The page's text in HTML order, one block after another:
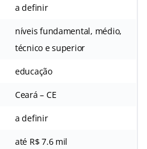
a definir
níveis fundamental, médio,
técnico e superior
educação
Ceará – CE
a definir
até R$ 7.6 mil